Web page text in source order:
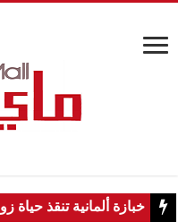
خبازة ألمانية تنقذ حياة